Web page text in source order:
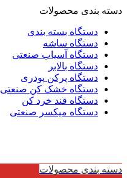
دسته بندی محصولات
دستگاه بسته بندی
دستگاه ساشه
دستگاه آسیاب صنعتی
دستگاه بالابر
دستگاه پرکن پودری
دستگاه خشک کن صنعتی
دستگاه قند خرد کن
دستگاه میکسر صنعتی
دسته بندی محصولات